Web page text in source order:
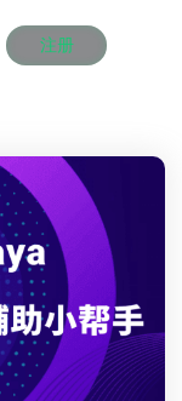
注册